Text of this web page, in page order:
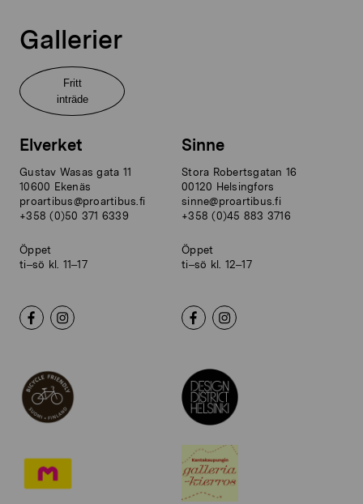
Gallerier
Fritt
inträde
Elverket
Gustav Wasas gata 11
10600 Ekenäs
proartibus@proartibus.fi
+358 (0)50 371 6339
Öppet
ti–sö kl. 11–17
Sinne
Stora Robertsgatan 16
00120 Helsingfors
sinne@proartibus.fi
+358 (0)45 883 3716
Öppet
ti–sö kl. 12–17